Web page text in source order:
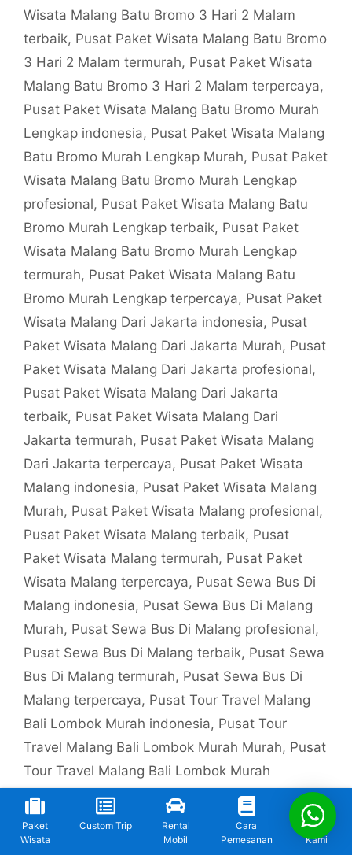
Wisata Malang Batu Bromo 3 Hari 2 Malam
terbaik, Pusat Paket Wisata Malang Batu Bromo
3 Hari 2 Malam termurah, Pusat Paket Wisata
Malang Batu Bromo 3 Hari 2 Malam terpercaya,
Pusat Paket Wisata Malang Batu Bromo Murah
Lengkap indonesia, Pusat Paket Wisata Malang
Batu Bromo Murah Lengkap Murah, Pusat Paket
Wisata Malang Batu Bromo Murah Lengkap
profesional, Pusat Paket Wisata Malang Batu
Bromo Murah Lengkap terbaik, Pusat Paket
Wisata Malang Batu Bromo Murah Lengkap
termurah, Pusat Paket Wisata Malang Batu
Bromo Murah Lengkap terpercaya, Pusat Paket
Wisata Malang Dari Jakarta indonesia, Pusat
Paket Wisata Malang Dari Jakarta Murah, Pusat
Paket Wisata Malang Dari Jakarta profesional,
Pusat Paket Wisata Malang Dari Jakarta
terbaik, Pusat Paket Wisata Malang Dari
Jakarta termurah, Pusat Paket Wisata Malang
Dari Jakarta terpercaya, Pusat Paket Wisata
Malang indonesia, Pusat Paket Wisata Malang
Murah, Pusat Paket Wisata Malang profesional,
Pusat Paket Wisata Malang terbaik, Pusat
Paket Wisata Malang termurah, Pusat Paket
Wisata Malang terpercaya, Pusat Sewa Bus Di
Malang indonesia, Pusat Sewa Bus Di Malang
Murah, Pusat Sewa Bus Di Malang profesional,
Pusat Sewa Bus Di Malang terbaik, Pusat Sewa
Bus Di Malang termurah, Pusat Sewa Bus Di
Malang terpercaya, Pusat Tour Travel Malang
Bali Lombok Murah indonesia, Pusat Tour
Travel Malang Bali Lombok Murah Murah, Pusat
Tour Travel Malang Bali Lombok Murah
profesional
,Pusat Tour Travel Malang Bali
Lombok Murah terbaik , Pusat Tour Travel
Malang Bali Lombok Murah termurah,Pusat
Paket
Wisata
Custom Trip
Rental
Mobil
Cara
Pemesanan
Kontak
Kami